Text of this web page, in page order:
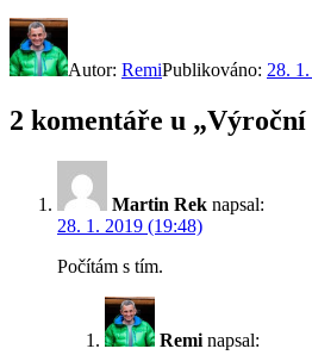
Autor: RemiPublikováno: 28.
2 komentáře u „Výroční
Martin Rek napsal:
28. 1. 2019 (19:48)
Počítám s tím.
Remi napsal: